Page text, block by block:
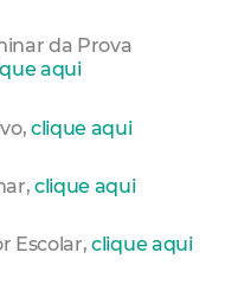
da Prova
aqui
clique aqui
clique aqui
Escolar,clique aqui